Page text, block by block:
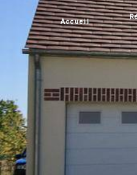
Accueil
Panneau de gestion des